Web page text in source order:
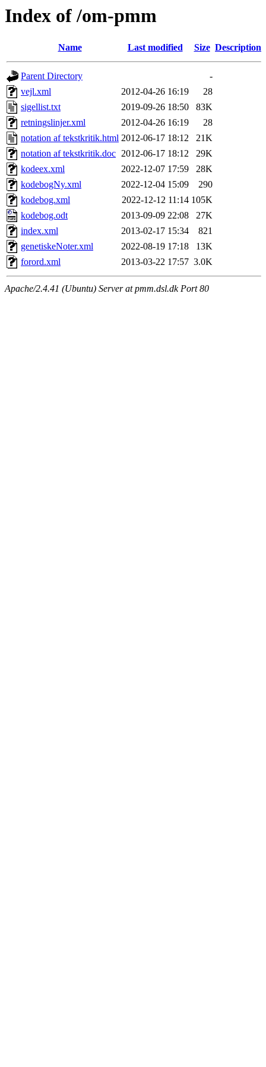
Index of /om-pmm
Name Last modified Size Description
Parent Directory
-
vejl.xml
2012-04-26 16:19
28
sigellist.txt
2019-09-26 18:50
83K
retningslinjer.xml
2012-04-26 16:19
28
notation af tekstkritik.html 2012-06-17 18:12
21K
notation af tekstkritik.doc 2012-06-17 18:12
29K
kodeex.xml
2022-12-07 17:59
28K
kodebogNy.xml
2022-12-04 15:09
290
kodebog.xml
2022-12-12 11:14 105K
kodebog.odt
2013-09-09 22:08
27K
index.xml
2013-02-17 15:34
821
genetiskeNoter.xml
2022-08-19 17:18
13K
forord.xml
2013-03-22 17:57 3.0K
Apache/2.4.41 (Ubuntu) Server at pmm.dsl.dk Port 80